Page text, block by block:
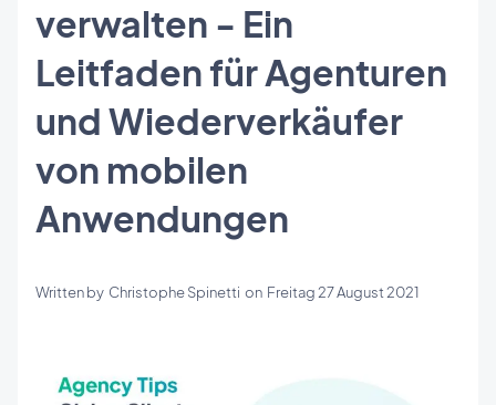
verwalten - Ein
Leitfaden für Agenturen
und Wiederverkäufer
von mobilen
Anwendungen
Written by Christophe Spinetti on Freitag 27 August 2021